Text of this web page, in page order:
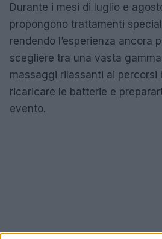
Durante i mesi di luglio e
propongono trattamenti
rendendo l’esperienza ancora
scegliere tra una vasta
massaggi rilassanti ai percorsi
ricaricare le batterie e
evento.